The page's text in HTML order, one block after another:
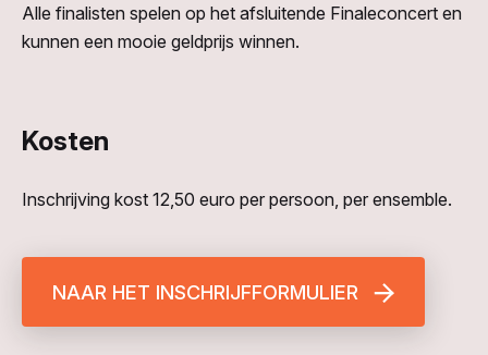
Alle finalisten spelen op het afsluitende Finaleconcert en
kunnen een mooie geldprijs winnen.
Kosten
Inschrijving kost 12,50 euro per persoon, per ensemble.
NAAR HET INSCHRIJFFORMULIER